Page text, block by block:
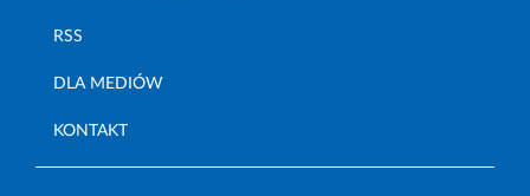
RSS
DLA MEDIÓW
KONTAKT